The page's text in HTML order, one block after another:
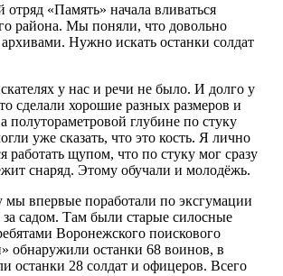
«Память» начала вливаться
района. Мы поняли, что довольно
архивами. Нужно искать останки солдат
у нас и речи не было. И долго у
сделали хорошие разных размеров и
глубине по стуку
уже сказать, что это кость. Я лично
работать щупом, что по стуку мог сразу
снаряд. Этому обучали и молодёжь.
мы впервые поработали по эксгумации
за садом. Там были старые силосные
Воронежского поискового
обнаружили останки 68 воинов, в
останки 28 солдат и офицеров. Всего